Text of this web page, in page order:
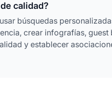
calidad?
búsquedas
crear infografías, guest
y establecer